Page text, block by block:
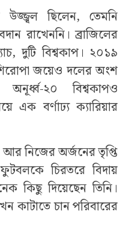
উজ্জ্বল ছিলেন, তেমনি
রাখেননি। ব্রাজিলের
দুটি বিশ্বকাপ। ২০১৯
জয়েও দলের অংশ
২০ বিশ্বকাপও
এক বর্ণাঢ্য ক্যারিয়ার
আর নিজের অর্জনের তৃপ্তি
ফুটবলকে চিরতরে বিদায়
কিছু দিয়েছেন তিনি।
কাটাতে চান পরিবারের